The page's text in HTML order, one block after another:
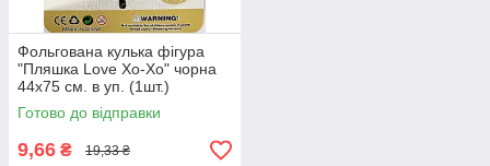
Фольгована кулька фігура
"Пляшка Love Xo-Xo" чорна
44х75 см. в уп. (1шт.)
Готово до відправки
9,66 ₴ 19,33 ₴